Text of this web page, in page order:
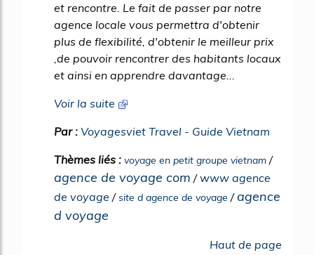
et rencontre. Le fait de passer par notre
agence locale vous permettra d'obtenir
plus de flexibilité, d'obtenir le meilleur prix
,de pouvoir rencontrer des habitants locaux
et ainsi en apprendre davantage...
Voir la suite
Par : Voyagesviet Travel - Guide Vietnam
Thèmes liés : voyage en petit groupe vietnam /
agence de voyage com /www agence
de voyage /site d agence de voyage /agence
d voyage
Haut de page